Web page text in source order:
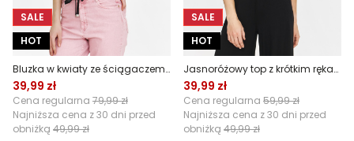
SALE
HOT
Bluzka w kwiaty ze ściągaczem u dołu
39,99 zł
Cena regularna 79,99 zł
Najniższa cena z 30 dni przed
obniżką 49,99 zł
SALE
HOT
Jasnoróżowy top z krótkim rękawem
39,99 zł
Cena regularna 59,99 zł
Najniższa cena z 30 dni przed
obniżką 49,99 zł